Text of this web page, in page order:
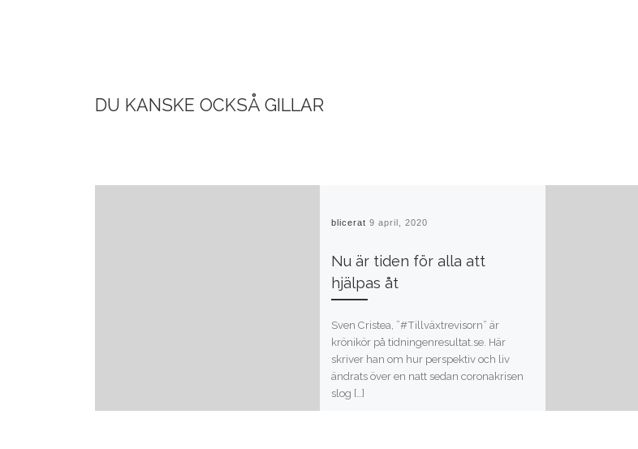
DU KANSKE OCKSÅ GILLAR
Publicerat 9 april, 2020
Nu är tiden för alla att
hjälpas åt
Sven Cristea, ”#Tillväxtrevisorn” är
krönikör på tidningenresultat.se. Här
skriver han om hur perspektiv och liv
ändrats över en natt sedan coronakrisen
slog […]